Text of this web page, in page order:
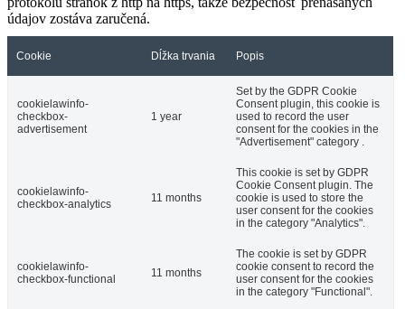
údajov zostáva zaručená.
Cookie Dĺžka trvania Popis
cookielawinfo-
checkbox-
advertisement
1 year
Set by the GDPR Cookie
Consent plugin, this cookie is
used to record the user
consent for the cookies in the
"Advertisement" category .
cookielawinfo-
checkbox-analytics
11 months
This cookie is set by GDPR
Cookie Consent plugin. The
cookie is used to store the
user consent for the cookies
in the category "Analytics".
cookielawinfo-
checkbox-functional
11 months
The cookie is set by GDPR
cookie consent to record the
user consent for the cookies
in the category "Functional".